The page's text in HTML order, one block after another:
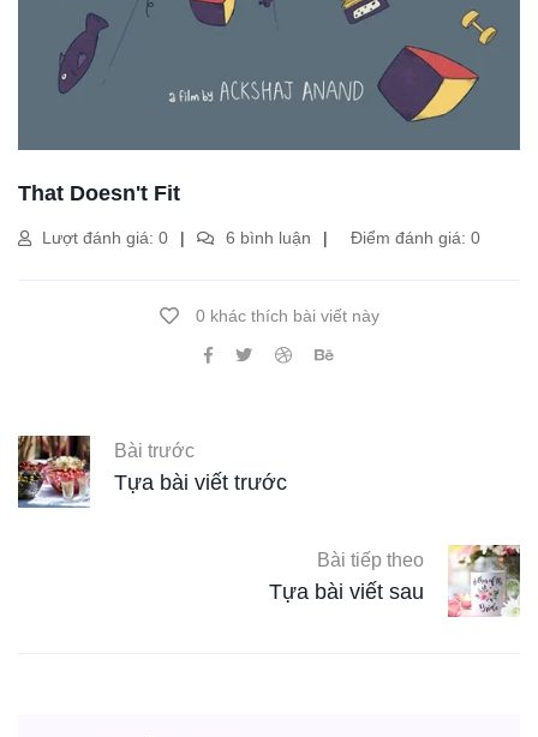
That Doesn't Fit
Lượt đánh giá: 0 6 bình luận Điểm đánh giá: 0
0 khác thích bài viết này
Bài trước
Tựa bài viết trước
Bài tiếp theo
Tựa bài viết sau